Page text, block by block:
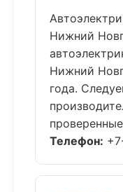
Нижний
Нижний
года.
Телефон: